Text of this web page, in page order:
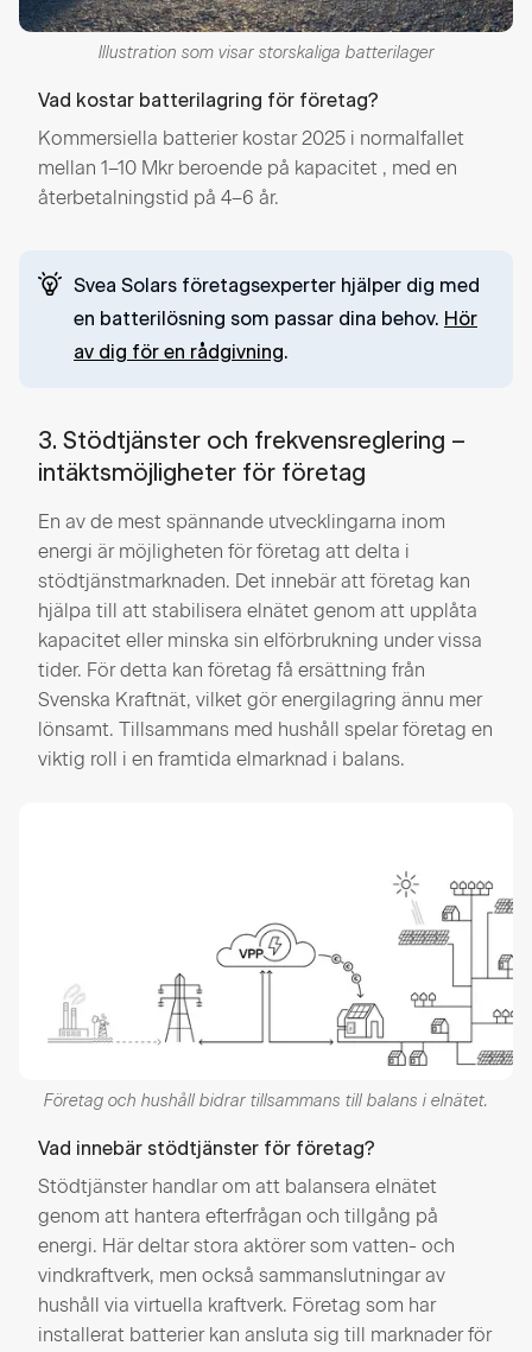
Illustration som visar storskaliga batterilager
Vad kostar batterilagring för företag?
Kommersiella batterier kostar 2025 i normalfallet
mellan 1–10 Mkr beroende på kapacitet , med en
återbetalningstid på 4–6 år.
Svea Solars företagsexperter hjälper dig med
en batterilösning som passar dina behov. Hör
av dig för en rådgivning.
3. Stödtjänster och frekvensreglering –
intäktsmöjligheter för företag
En av de mest spännande utvecklingarna inom
energi är möjligheten för företag att delta i
stödtjänstmarknaden. Det innebär att företag kan
hjälpa till att stabilisera elnätet genom att upplåta
kapacitet eller minska sin elförbrukning under vissa
tider. För detta kan företag få ersättning från
Svenska Kraftnät, vilket gör energilagring ännu mer
lönsamt. Tillsammans med hushåll spelar företag en
viktig roll i en framtida elmarknad i balans.
Företag och hushåll bidrar tillsammans till balans i elnätet.
Vad innebär stödtjänster för företag?
Stödtjänster handlar om att balansera elnätet
genom att hantera efterfrågan och tillgång på
energi. Här deltar stora aktörer som vatten- och
vindkraftverk, men också sammanslutningar av
hushåll via virtuella kraftverk. Företag som har
installerat batterier kan ansluta sig till marknader för